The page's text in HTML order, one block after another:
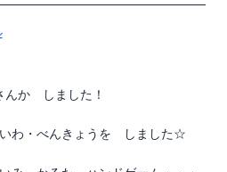
か しました！
わ・べんきょうを しました☆